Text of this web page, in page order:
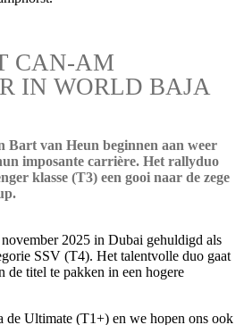
CAN-AM
IN WORLD BAJA
Bart van Heun beginnen aan weer
imposante carrière. Het rallyduo
klasse (T3) een gooi naar de zege
2025 in Dubai gehuldigd als
SSV (T4). Het talentvolle duo gaat
de titel te pakken in een hogere
de Ultimate (T1+) en we hopen ons ook